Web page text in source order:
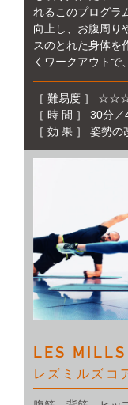
れるこのプログラ
向上し、お腹周り
スのとれた身体を
くワークアウトで
［ 難易度 ］
［ 時 間 ］ 30分
［ 効 果 ］ 姿勢
LES MILLS
レズミルズコ